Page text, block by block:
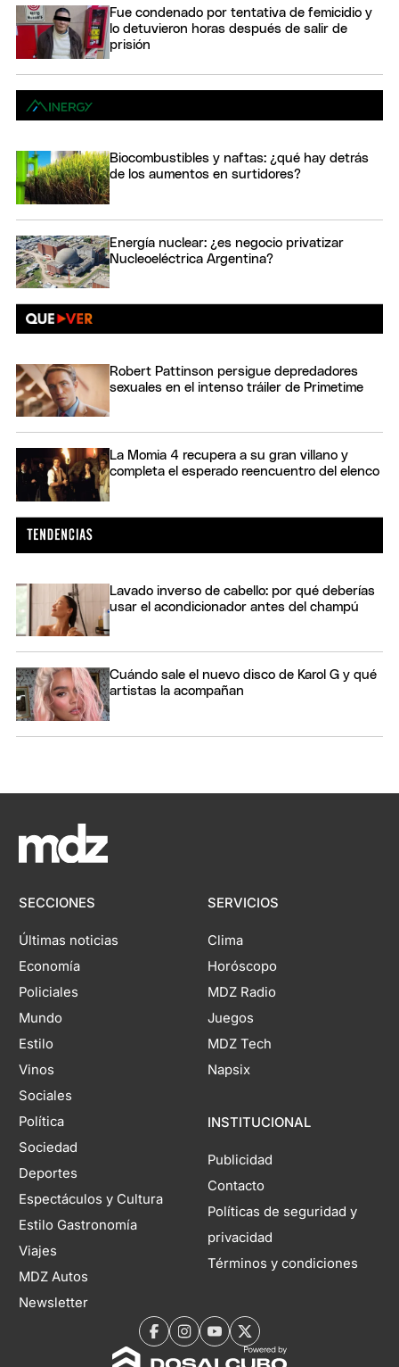
Fue condenado por tentativa de femicidio y
lo detuvieron horas después de salir de
prisión
Biocombustibles y naftas: ¿qué hay detrás
de los aumentos en surtidores?
Energía nuclear: ¿es negocio privatizar
Nucleoeléctrica Argentina?
Robert Pattinson persigue depredadores
sexuales en el intenso tráiler de Primetime
La Momia 4 recupera a su gran villano y
completa el esperado reencuentro del elenco
Lavado inverso de cabello: por qué deberías
usar el acondicionador antes del champú
Cuándo sale el nuevo disco de Karol G y qué
artistas la acompañan
SECCIONES
Últimas noticias
Economía
Policiales
Mundo
Estilo
Vinos
Sociales
Política
Sociedad
Deportes
Espectáculos y Cultura
Estilo Gastronomía
Viajes
MDZ Autos
Newsletter
SERVICIOS
Clima
Horóscopo
MDZ Radio
Juegos
MDZ Tech
Napsix
INSTITUCIONAL
Publicidad
Contacto
Políticas de seguridad y
privacidad
Términos y condiciones